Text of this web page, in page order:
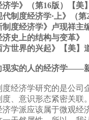
济学》（第16版）【美
代制度经济学·上》（第
制度经济学》卢现祥主
济史上的结构与变革》
方世界的兴起》【美】
现实的人的经济学——
度经济学研究的是公司
度、意识形态紧密关联
济学派应该属于微观经